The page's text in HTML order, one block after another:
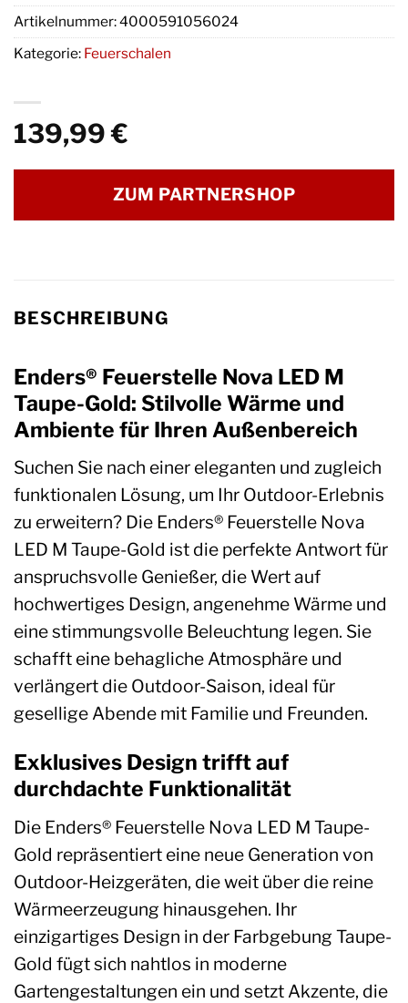
139,99€
ZUM PARTNERSHOP
Artikelnummer:4000591056024
Kategorie: Feuerschalen
BESCHREIBUNG
Enders® Feuerstelle Nova LED M
Taupe-Gold: Stilvolle Wärme und
Ambiente für Ihren Außenbereich
Suchen Sie nach einer eleganten und zugleich
funktionalen Lösung, um Ihr Outdoor-Erlebnis
zu erweitern? Die Enders® Feuerstelle Nova
LED M Taupe-Gold ist die perfekte Antwort für
anspruchsvolle Genießer, die Wert auf
hochwertiges Design, angenehme Wärme und
eine stimmungsvolle Beleuchtung legen. Sie
schafft eine behagliche Atmosphäre und
verlängert die Outdoor-Saison, ideal für
gesellige Abende mit Familie und Freunden.
Exklusives Design trifft auf
durchdachte Funktionalität
Die Enders® Feuerstelle Nova LED M Taupe-
Gold repräsentiert eine neue Generation von
Outdoor-Heizgeräten, die weit über die reine
Wärmeerzeugung hinausgehen. Ihr
einzigartiges Design in der Farbgebung Taupe-
Gold fügt sich nahtlos in moderne
Gartengestaltungen ein und setzt Akzente, die